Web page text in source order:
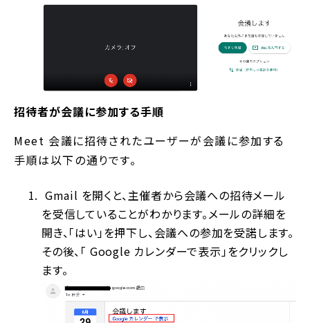
招待者が会議に参加する手順
Meet 会議に招待されたユーザーが会議に参加する
手順は以下の通りです。
Gmail を開くと、主催者から会議への招待メール
を受信していることがわかります。メールの詳細を
開き、「はい」を押下し、会議への参加を受諾します。
その後、「 Google カレンダーで表示」をクリックし
ます。